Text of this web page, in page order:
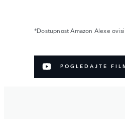
*Dostupnost Amazon Alexe
POGLEDAJTE